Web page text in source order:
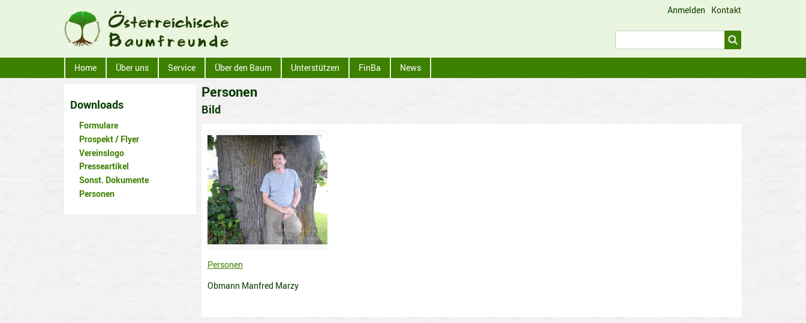
Benutzermenü
Anmelden Kontakt
Home Über uns Service Über den Baum Unterstützen FinBa News
Personen
Bild
Personen
Obmann Manfred Marzy
Downloads
Formulare
Prospekt / Flyer
Vereinslogo
Presseartikel
Sonst. Dokumente
Personen